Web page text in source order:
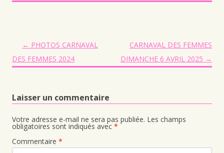
Navigation des articles
← PHOTOS CARNAVAL
DES FEMMES 2024
CARNAVAL DES FEMMES
DIMANCHE 6 AVRIL 2025 →
Laisser un commentaire
Votre adresse e-mail ne sera pas publiée. Les champs
obligatoires sont indiqués avec *
Commentaire *